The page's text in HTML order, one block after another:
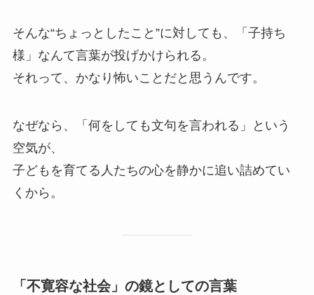
そんな“ちょっとしたこと”に対しても、「子持ち
様」なんて言葉が投げかけられる。
それって、かなり怖いことだと思うんです。
なぜなら、「何をしても文句を言われる」という
空気が、
子どもを育てる人たちの心を静かに追い詰めてい
くから。
「不寛容な社会」の鏡としての言葉